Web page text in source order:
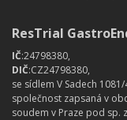
ResTrial
IČ:24798380,
DIČ:CZ24798380,
se sídlem V Sadech
společnost zapsaná v
soudem v Praze pod sp.